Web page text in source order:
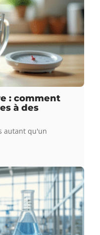
: comment
à des
autant qu'un